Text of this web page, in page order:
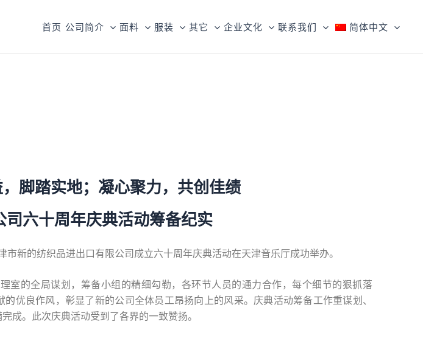
首页 公司简介 面料 服装 其它 企业文化 联系我们 简体中文
脚踏实地；凝心聚力，共创佳绩
六十周年庆典活动筹备纪实
的纺织品进出口有限公司成立六十周年庆典活动在天津音乐厅成功举办。
的全局谋划，筹备小组的精细勾勒，各环节人员的通力合作，每个细节的狠抓落
优良作风，彰显了新的公司全体员工昂扬向上的风采。庆典活动筹备工作重谋划、
成。此次庆典活动受到了各界的一致赞扬。